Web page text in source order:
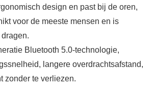
design en past bij de oren,
voor de meeste mensen en is
Bluetooth 5.0-technologie,
langere overdrachtsafstand,
zonder te verliezen.